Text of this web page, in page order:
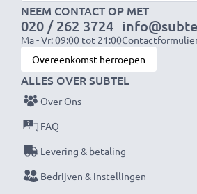
1x 3000mAh accu:ca. 6 uur
OPMERKING:Laad je batterijen
gebruik volledig op voor optimale
levensduur.
Mis nooit meer een moment met
compacte LCD-batterijlader van
nu met snelle levering en 3 jaar
NEEM CONTACT OP MET
020 / 262 3724
Ma - Vr: 09:00 tot 21:00
Overeenkomst herroepen
ALLES OVER SUBTEL
Over Ons
FAQ
Levering & betaling
Bedrijven & instellingen